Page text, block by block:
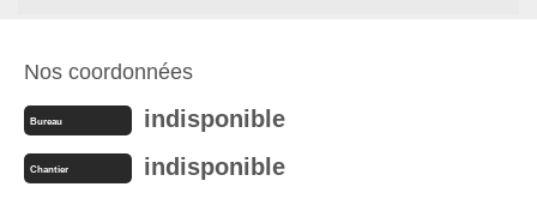
Nos coordonnées
Bureau indisponible
Chantier indisponible